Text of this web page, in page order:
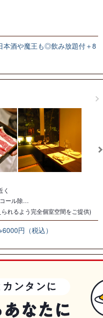
本酒や魔王も◎飲み放題付＋8
く
ール除…
れるよう完全個室空間をご提供)
円（税込）